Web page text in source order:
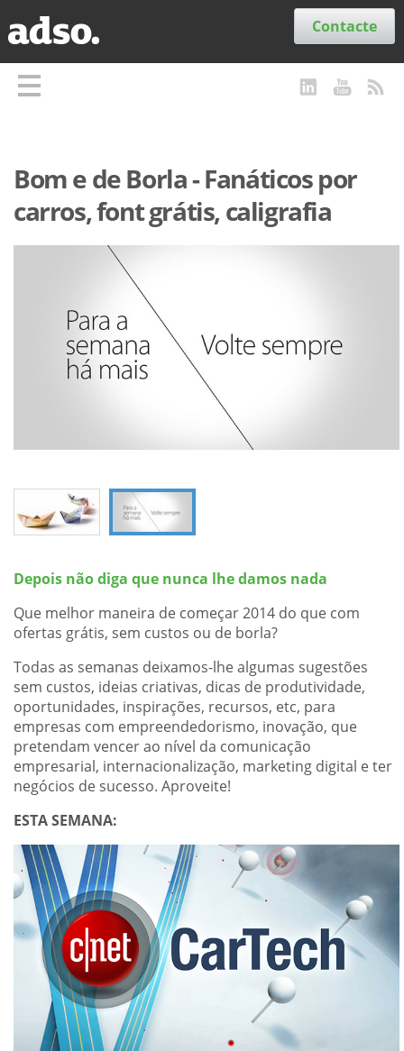
Contacte
Bom e de Borla - Fanáticos por
carros, font grátis, caligrafia
Depois não diga que nunca lhe damos nada
Que melhor maneira de começar 2014 do que com
ofertas grátis, sem custos ou de borla?
Todas as semanas deixamos-lhe algumas sugestões
sem custos, ideias criativas, dicas de produtividade,
oportunidades, inspirações, recursos, etc, para
empresas com empreendedorismo, inovação, que
pretendam vencer ao nível da comunicação
empresarial, internacionalização, marketing digital e ter
negócios de sucesso. Aproveite!
ESTA SEMANA: